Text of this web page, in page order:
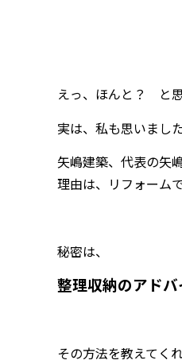
えっ、ほんと？ と思
実は、私も思いました
矢嶋建築、代表の矢
理由は、リフォーム
秘密は、
整理収納のアドバ
その方法を教えてく